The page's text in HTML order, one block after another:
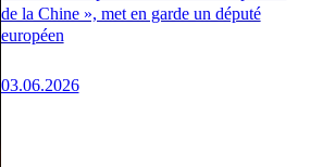
de la Chine », met en garde un député
européen
03.06.2026